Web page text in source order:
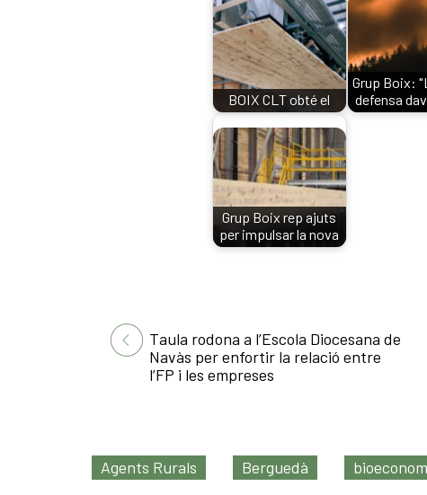
BOIX CLT obté el
Marcatge CE
Grup Boix:
defensa
Grup Boix rep ajuts
per impulsar la nova
planta de…
Taula rodona a l’Escola Diocesana de
Navàs per enfortir la relació entre
l’FP i les empreses
Agents Rurals Berguedà